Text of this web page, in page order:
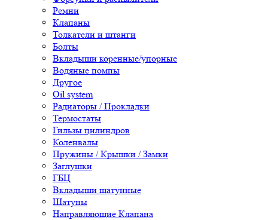
Ремни
Клапаны
Толкатели и штанги
Болты
Вкладыши коренные/упорные
Водяные помпы
Другое
Oil system
Радиаторы / Прокладки
Термостаты
Гильзы цилиндров
Коленвалы
Пружины / Крышки / Замки
Заглушки
ГБЦ
Вкладыши шатунные
Шатуны
Направляющие Клапана